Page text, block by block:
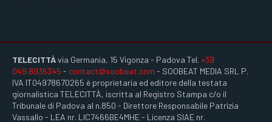
TELECITTÀvia Germania, 15 Vigonza - Padova Tel. +39
049.8936345 - contact@soobeat.com - SOOBEAT MEDIA SRL P.
IVA IT04978670265 è proprietaria ed editore della testata
giornalistica TELECITTÀ, iscritta al Registro Stampa c/o il
Tribunale di Padova al n.850 - Direttore Responsabile Patrizia
Vassallo - LEA nr. LIC7466BE4MHE - Licenza SIAE nr.